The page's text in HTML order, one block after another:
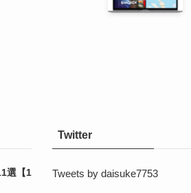
選【1
Twitter
Tweets by daisuke7753